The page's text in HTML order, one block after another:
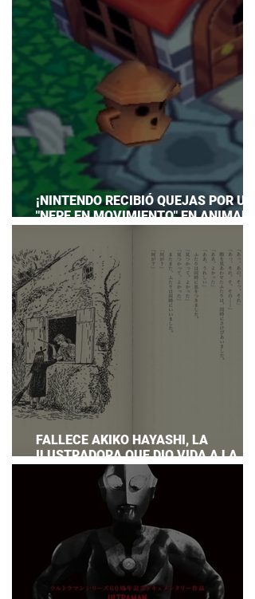
¡NINTENDO RECIBIÓ QUEJAS POR UN
"NEPE EN MOVIMIENTO" EN ANIMAL
PREPARAR UNA RESPUESTA OFICIAL!
FALLECE AKIKO HAYASHI, LA
ILUSTRADORA QUE DIO VIDA A LA
NOVELA ORIGINAL DE KIKI'S DELIVERY